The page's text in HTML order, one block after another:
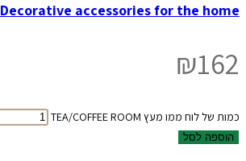
Decorative accessories for the home
₪162
כמות של לוח ממו מעץ TEA/COFFEE ROOM
הוספה לסל